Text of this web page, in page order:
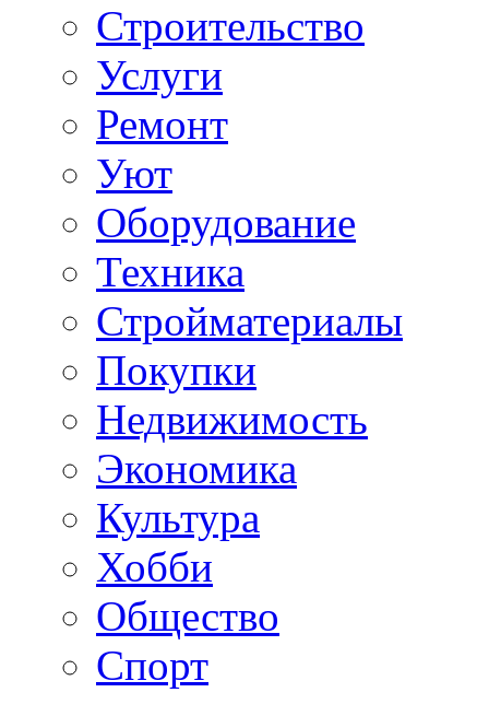
Строительство
Услуги
Ремонт
Уют
Оборудование
Техника
Стройматериалы
Покупки
Недвижимость
Экономика
Культура
Хобби
Общество
Спорт